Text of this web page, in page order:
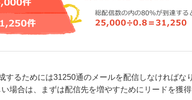
するためには31250通のメールを配信しなければな
場合は、まずは配信先を増やすためにリードを獲